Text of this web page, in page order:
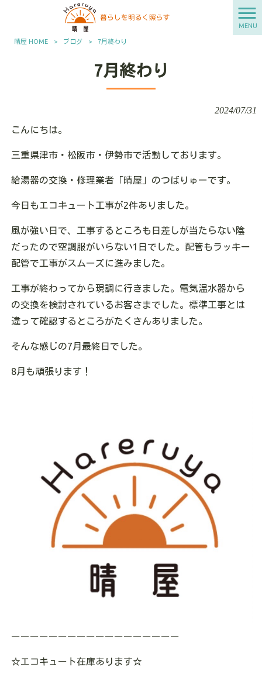
MENU
晴屋 HOME > ブログ > 7月終わり
7月終わり
2024/07/31
こんにちは。
三重県津市・松阪市・伊勢市で活動しております。
給湯器の交換・修理業者「晴屋」のつばりゅーです。
今日もエコキュート工事が2件ありました。
風が強い日で、工事するところも日差しが当たらない陰
だったので空調服がいらない1日でした。配管もラッキー
配管で工事がスムーズに進みました。
工事が終わってから現調に行きました。電気温水器から
の交換を検討されているお客さまでした。標準工事とは
違って確認するところがたくさんありました。
そんな感じの7月最終日でした。
8月も頑張ります！
ーーーーーーーーーーーーーーーーーー
☆エコキュート在庫あります☆